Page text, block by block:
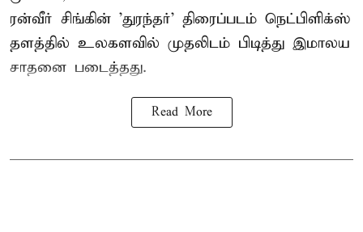
ரன்வீர் சிங்கின் 'துரந்தர்' திரைப்படம் நெட்பிளிக்ஸ்
தளத்தில் உலகளவில் முதலிடம் பிடித்து இமாலய
சாதனை படைத்தது.
Read More